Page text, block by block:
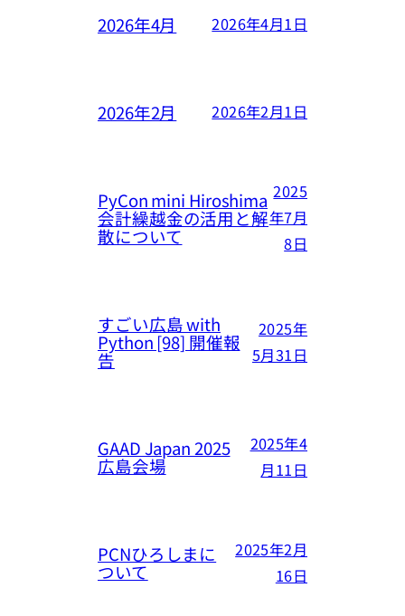
2026年4月 2026年4月1日
2026年2月 2026年2月1日
PyCon mini Hiroshima
会計繰越金の活用と解
散について
2025
年7月
8日
すごい広島 with
Python [98] 開催報
告
2025年
5月31日
GAAD Japan 2025
広島会場
2025年4
月11日
PCNひろしまに
ついて
2025年2月
16日